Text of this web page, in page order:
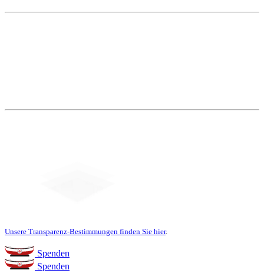
Unsere Transparenz-Bestimmungen finden Sie hier.
Spenden
Spenden